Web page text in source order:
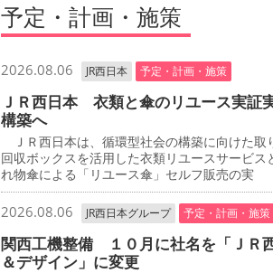
予定・計画・施策
2026.08.06 JR西日本 予定・計画・施策
ＪＲ西日本 衣類と傘のリユース実
構築へ
ＪＲ西日本は、循環型社会の構築に向けた取
回収ボックスを活用した衣類リユースサービス
れ物傘による「リユース傘」セルフ販売の実
2026.08.06 JR西日本グループ 予定・計画・施策
関西工機整備 １０月に社名を「ＪＲ
＆デザイン」に変更